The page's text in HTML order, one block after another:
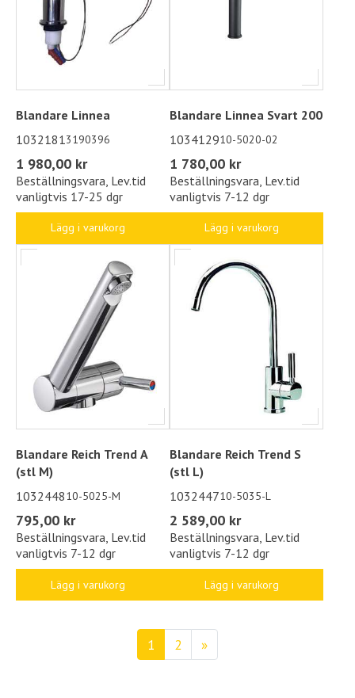
Blandare Linnea
10321813190396
1 980,00 kr
Beställningsvara, Lev.tid
vanligtvis 17-25 dgr
Lägg i varukorg
Blandare Linnea Svart 200
103412910-5020-02
1 780,00 kr
Beställningsvara, Lev.tid
vanligtvis 7-12 dgr
Lägg i varukorg
Blandare Reich Trend A
(stl M)
103244810-5025-M
795,00 kr
Beställningsvara, Lev.tid
vanligtvis 7-12 dgr
Lägg i varukorg
Blandare Reich Trend S
(stl L)
103244710-5035-L
2 589,00 kr
Beställningsvara, Lev.tid
vanligtvis 7-12 dgr
Lägg i varukorg
1 2 »